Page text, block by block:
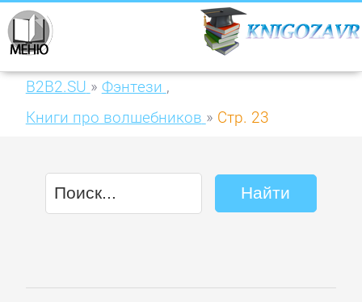
B2B2.SU » Фэнтези ,
Книги про волшебников » Стр. 23